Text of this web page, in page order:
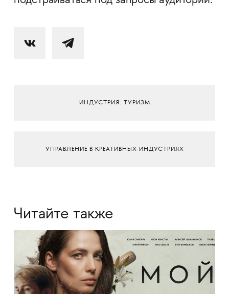
ИНДУСТРИЯ: ТУРИЗМ
УПРАВЛЕНИЕ В КРЕАТИВНЫХ ИНДУСТРИЯХ
Читайте также